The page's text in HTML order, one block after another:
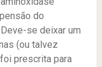
do
se deixar um
(ou talvez
prescrita para